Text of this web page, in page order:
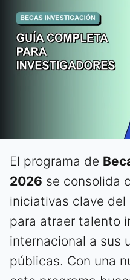
El programa de
2026 se consolida
iniciativas clave del
para atraer talento
internacional a sus
públicas. Con una